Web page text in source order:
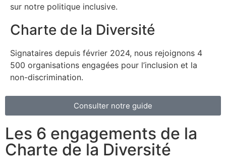
sur notre politique inclusive.
Charte de la Diversité
Signataires depuis février 2024, nous rejoignons 4
500 organisations engagées pour l’inclusion et la
non-discrimination.
Consulter notre guide
Les 6 engagements de la
Charte de la Diversité